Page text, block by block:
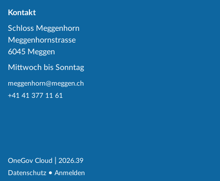
Kontakt
Schloss Meggenhorn
Meggenhornstrasse
6045 Meggen
Mittwoch bis Sonntag
meggenhorn@meggen.ch
+41 41 377 11 61
OneGov Cloud (External Link)
2026.39
Datenschutz (External Link)
Anmelden